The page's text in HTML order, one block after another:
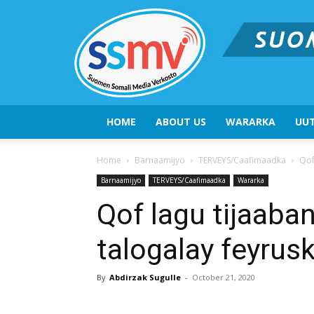
HOME ABOUT US WARARKA
Home Barnaamijyo TERVEYS/Caafimaadka
Barnaamijyo TERVEYS/Caafimaadka Wararka
Qof lagu
talogalay
By Abdirzak Sugulle - October 21, 2020